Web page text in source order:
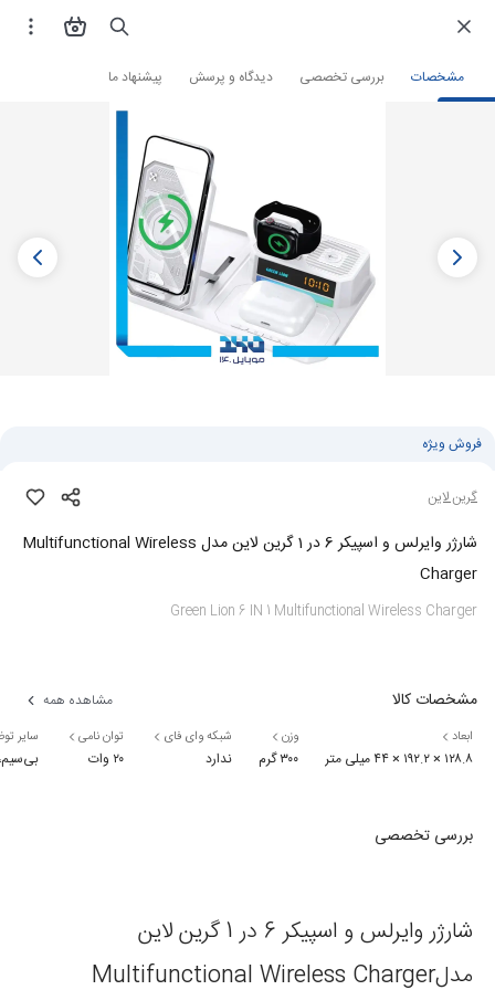
مشخصات بررسی تخصصی دیدگاه و پرسش پیشنهاد ما فروشگاه اینترنتی لوازم جانبی و قطعات موبایل شارژر گوشی شارژر وایرلس
فروش ویژه
گرین لاین
شارژر وایرلس و اسپیکر 6 در 1 گرین لاین مدل Multifunctional Wireless
Charger
Green Lion 6 IN 1 Multifunctional Wireless Charger
مشخصات کالا مشاهده همه
ابعاد
۱۲۸.۸ × ۱۹۲.۲ × ۴۴ میلی متر
وزن
۳۰۰ گرم
شبکه وای فای
ندارد
توان نامی
۲۰ وات
سایر
بی‌سیم، نمایشگر
بررسی تخصصی
شارژر وایرلس و اسپیکر 6 در 1 گرین لاین
مدلMultifunctional Wireless Charger